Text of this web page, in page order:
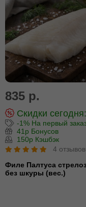
835 р.
Скидки сегодня:
-1% На первый
41р Бонусов
150р Кэшбэк
4 отзывов
Филе Палтуса
без шкуры (вес.)